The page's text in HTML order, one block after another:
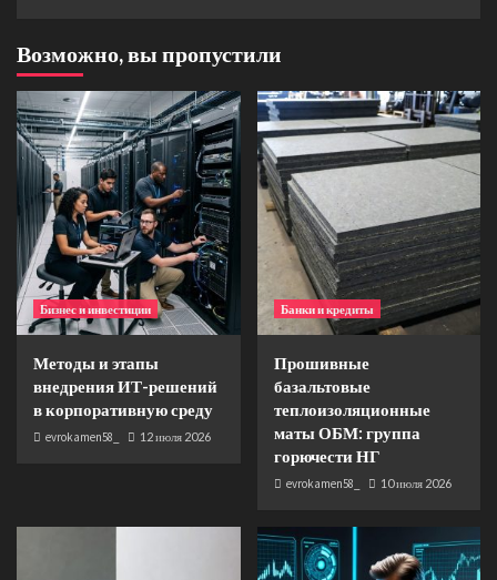
Возможно, вы пропустили
Бизнес и инвестиции
Методы и этапы
внедрения ИТ-решений
в корпоративную среду
evrokamen58_ 12 июля 2026
Банки и кредиты
Прошивные
базальтовые
теплоизоляционные
маты ОБМ: группа
горючести НГ
evrokamen58_ 10 июля 2026